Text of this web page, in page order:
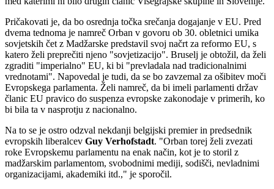
Pričakovati je, da bo osrednja točka srečanja dogajanje v EU. Pred
dvema tednoma je namreč Orban v govoru ob 30. obletnici umika
sovjetskih čet z Madžarske predstavil svoj načrt za reformo EU, s
katero želi preprečiti njeno "sovjetizacijo". Bruselj je obtožil, da želi
zgraditi "imperialno" EU, ki bi "prevladala nad tradicionalnimi
vrednotami". Napovedal je tudi, da se bo zavzemal za ošibitev moči
Evropskega parlamenta. Želi namreč, da bi imeli parlamenti držav
članic EU pravico do suspenza evropske zakonodaje v primerih, ko
bi bila ta v nasprotju z nacionalno.
Na to se je ostro odzval nekdanji belgijski premier in predsednik
evropskih liberalcev Guy Verhofstadt. "Orban torej želi zvezati
roke Evropskemu parlamentu na enak način, kot je to storil z
madžarskim parlamentom, svobodnimi mediji, sodišči, nevladnimi
organizacijami, akademiki itd.," je sporočil.